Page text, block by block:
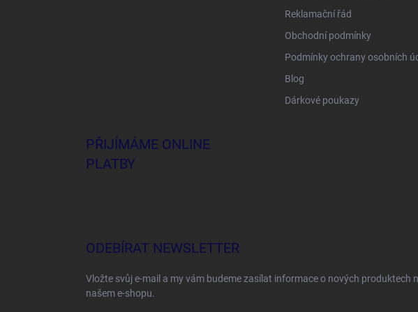
Reklamační řád
Obchodní podmínky
Podmínky ochrany osobních
Blog
Dárkové poukazy
PŘIJÍMÁME ONLINE
PLATBY
ODEBÍRAT NEWSLETTER
Vložte svůj e-mail a my vám budeme zasílat informace o nových produktech
našem e-shopu.